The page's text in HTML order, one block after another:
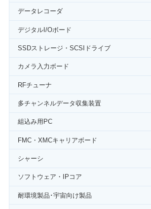
データレコーダ
デジタルI/Oボード
SSDストレージ・SCSIドライブ
カメラ入力ボード
RFチューナ
多チャンネルデータ収集装置
組込み用PC
FMC・XMCキャリアボード
シャーシ
ソフトウェア・IPコア
耐環境製品･宇宙向け製品